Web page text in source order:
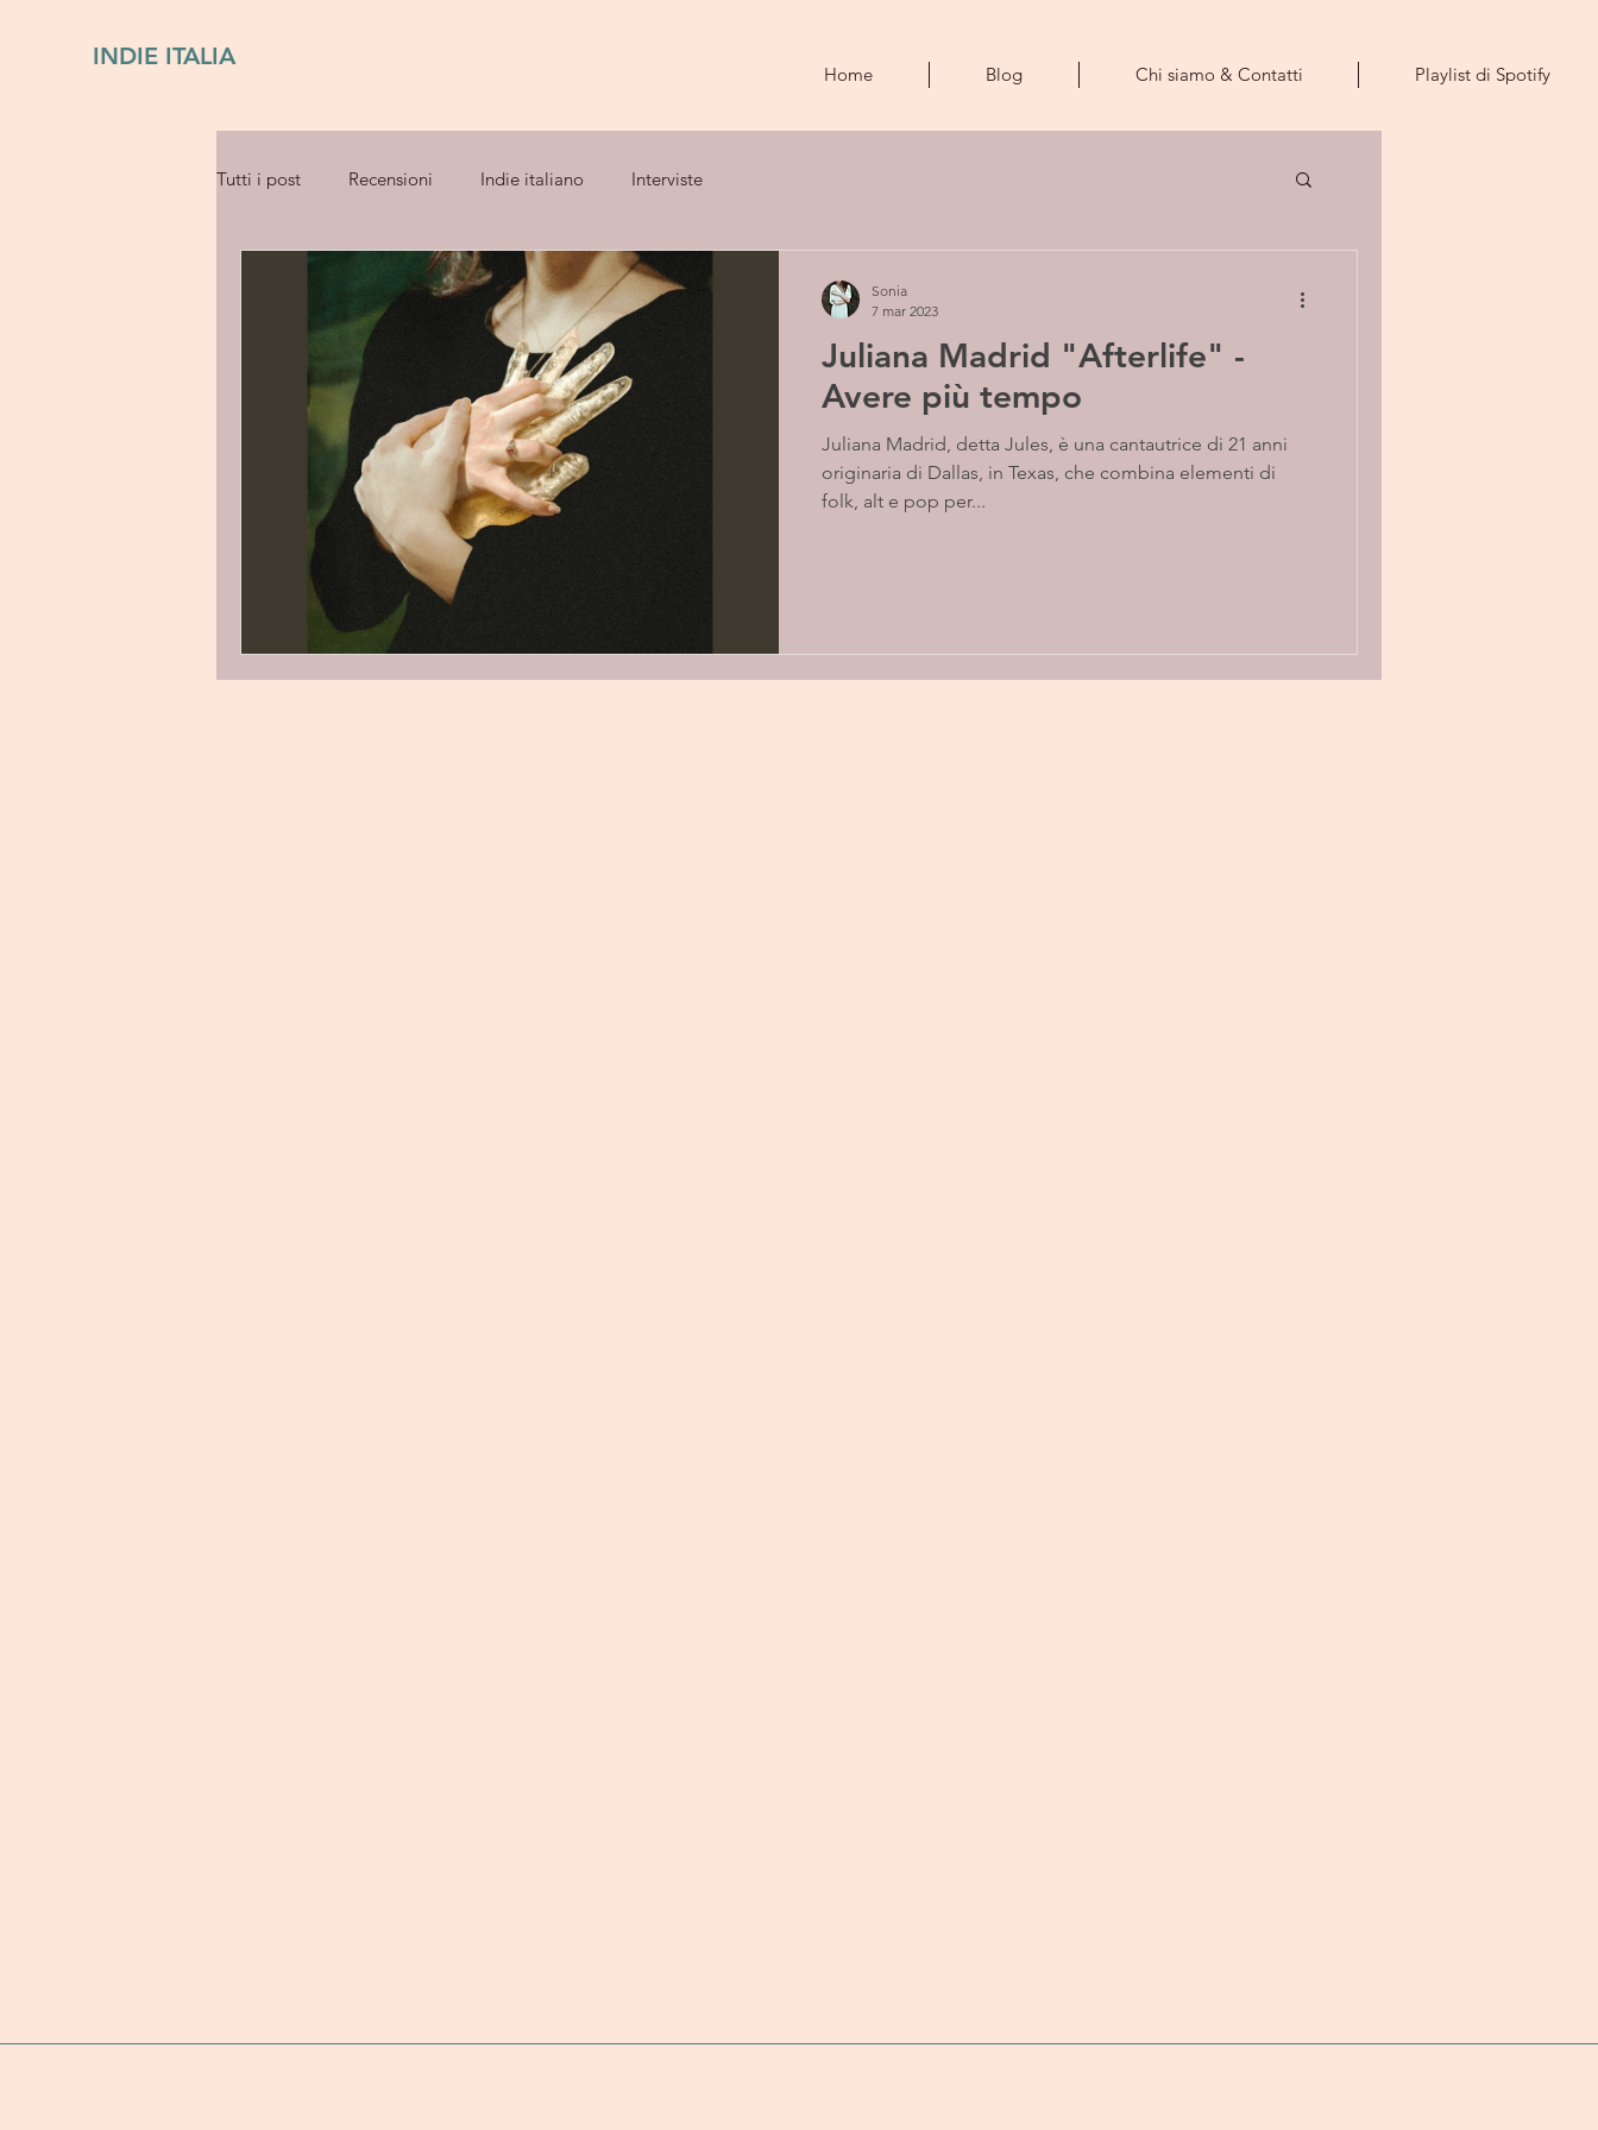
INDIE ITALIA
Home Blog Chi siamo & Contatti Playlist di Spotify
Tutti i post Recensioni Indie italiano Interviste
Juliana Madrid "Afterlife" -
Avere più tempo
Juliana Madrid, detta Jules, è una cantautrice di 21 anni
originaria di Dallas, in Texas, che combina elementi di
folk, alt e pop per...
Sonia
7 mar 2023